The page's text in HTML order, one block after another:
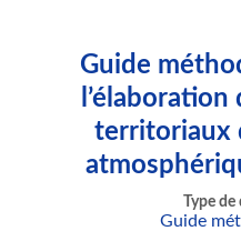
Guide
territoriaux
Type
Guide